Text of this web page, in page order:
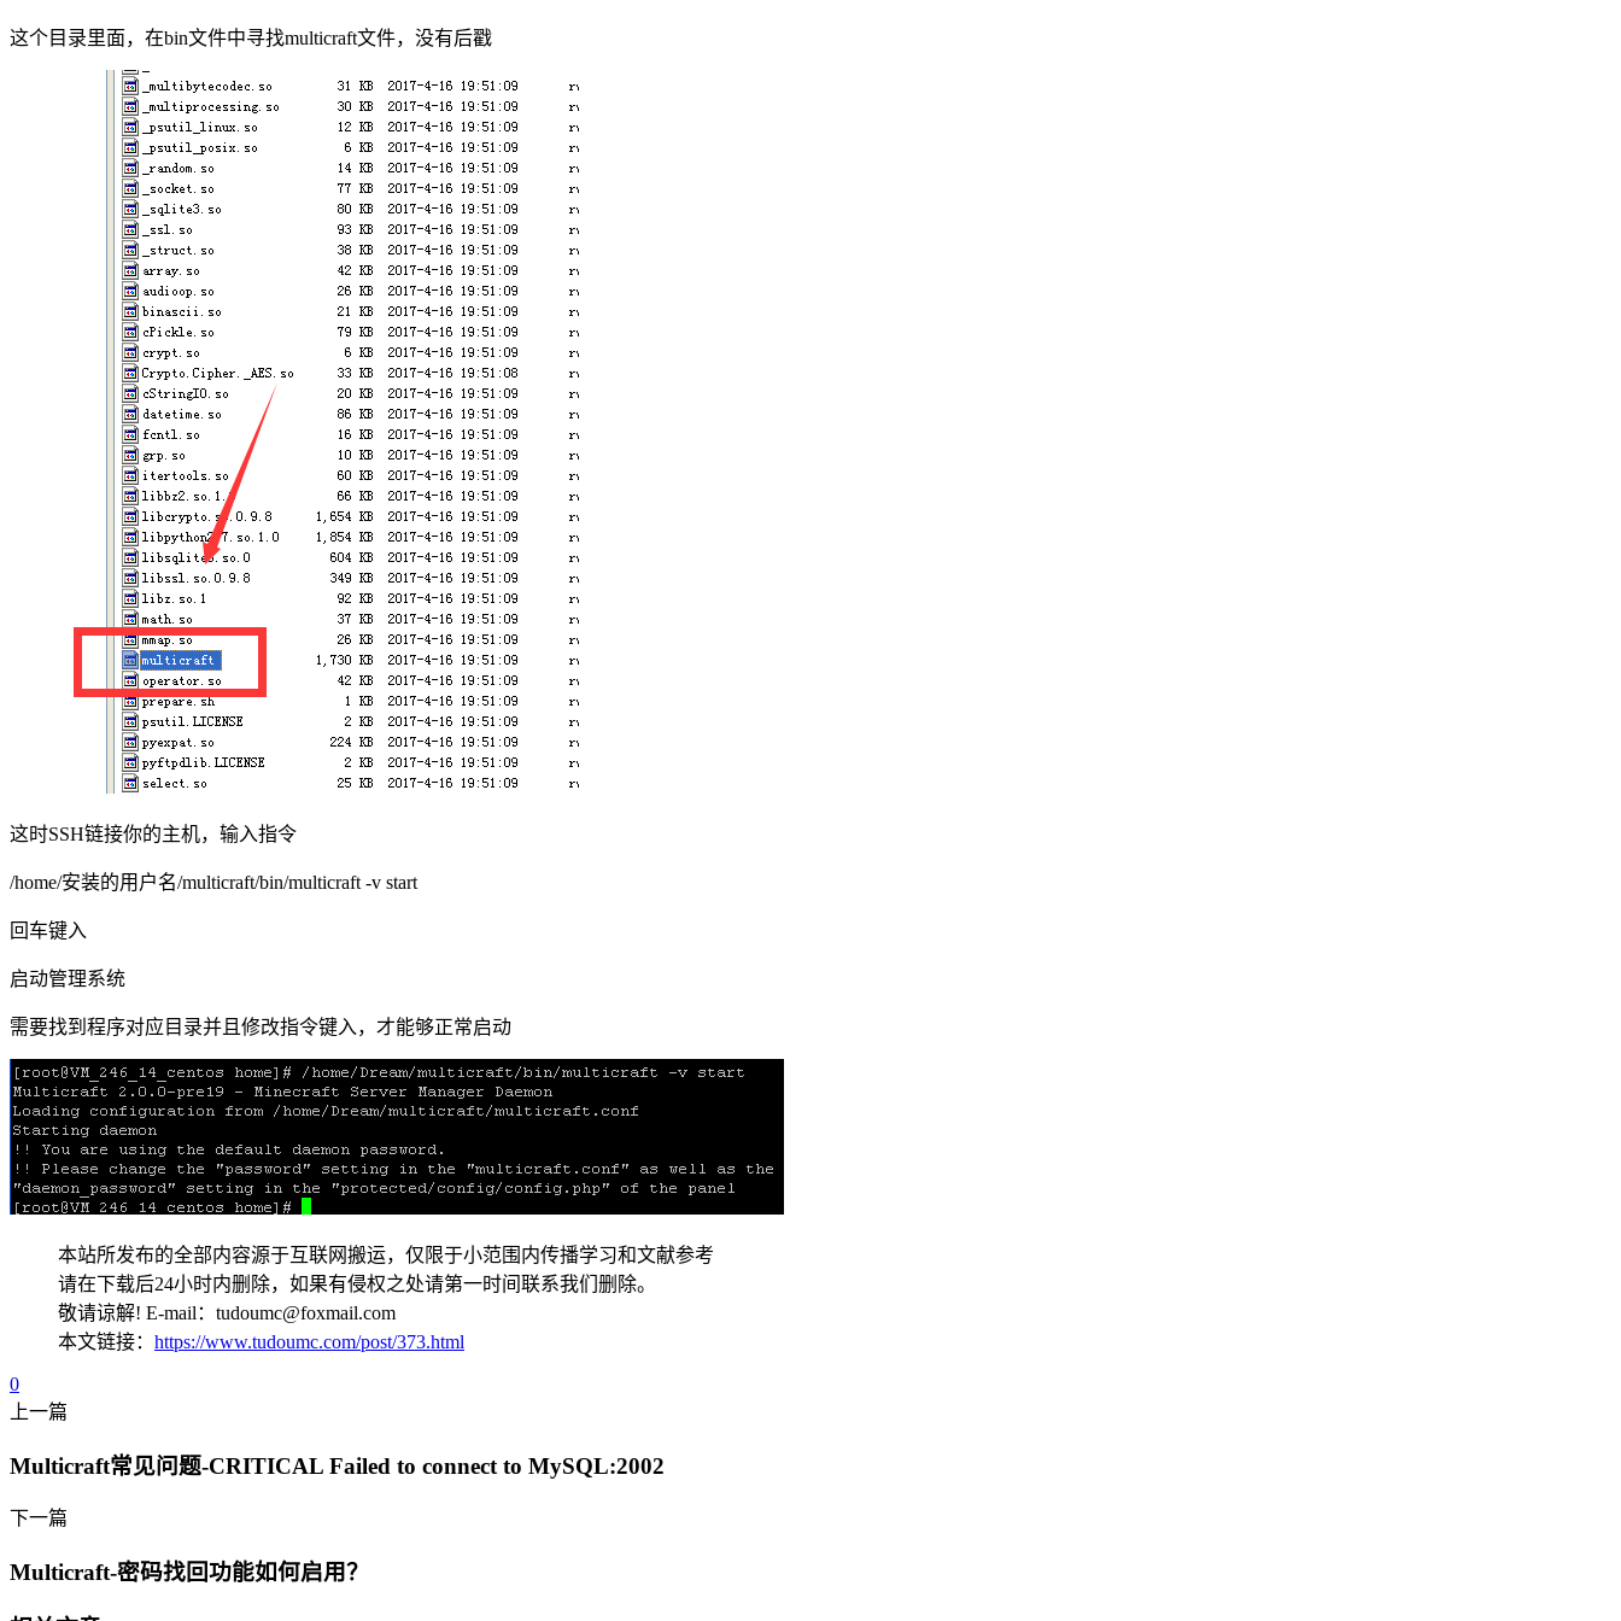
这个目录里面，在bin文件中寻找multicraft文件，没有后戳
这时SSH链接你的主机，输入指令
/home/安装的用户名/multicraft/bin/multicraft -v start
回车键入
启动管理系统
需要找到程序对应目录并且修改指令键入，才能够正常启动
本站所发布的全部内容源于互联网搬运，仅限于小范围内传播学习和文献参考
请在下载后24小时内删除，如果有侵权之处请第一时间联系我们删除。
敬请谅解! E-mail：tudoumc@foxmail.com
本文链接： https://www.tudoumc.com/post/373.html
0
上一篇
Multicraft常见问题-CRITICAL Failed to connect to MySQL:2002
下一篇
Multicraft-密码找回功能如何启用？